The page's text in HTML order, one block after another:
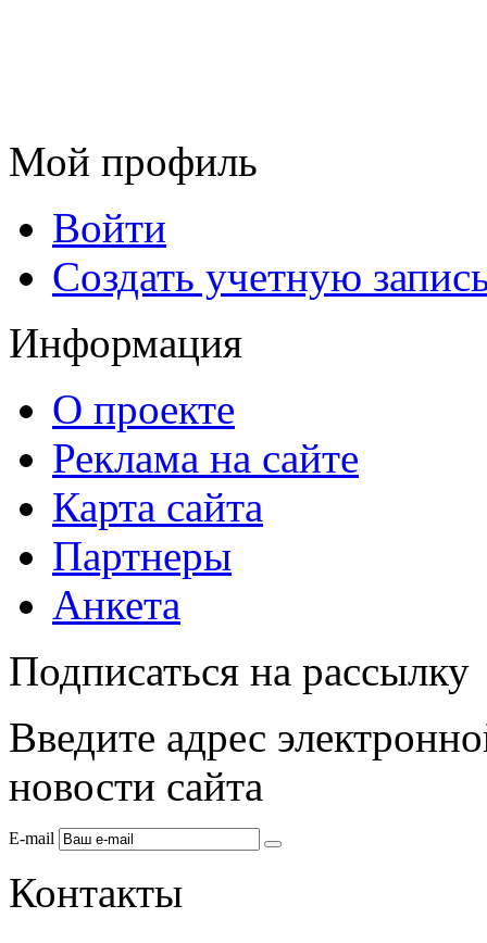
Мой профиль
Войти
Создать учетную
Информация
О проекте
Реклама на сайте
Карта сайта
Партнеры
Анкета
Подписаться на рассылку
Введите адрес
новости сайта
E-mail
Контакты